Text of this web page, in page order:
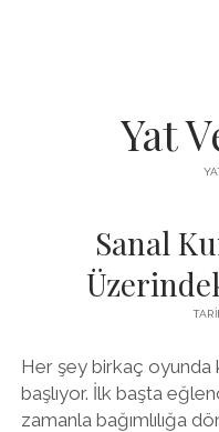
FACEBOOK
Yat
Sanal
Her şey birkaç oyunda
başlıyor. İlk başta
zamanla bağımlılığa